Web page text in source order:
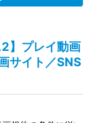
ゲーム画面写真
2】プレイ動画
サイト／SNS